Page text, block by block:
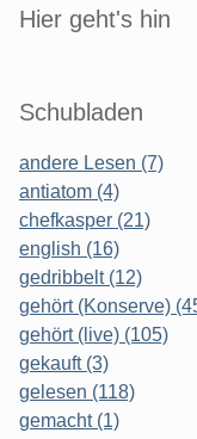
Sidebar
Hier geht's hin
Schubladen
andere Lesen (7)
antiatom (4)
chefkasper (21)
english (16)
gedribbelt (12)
gehört (Konserve)
gehört (live) (105)
gekauft (3)
gelesen (118)
gemacht (1)